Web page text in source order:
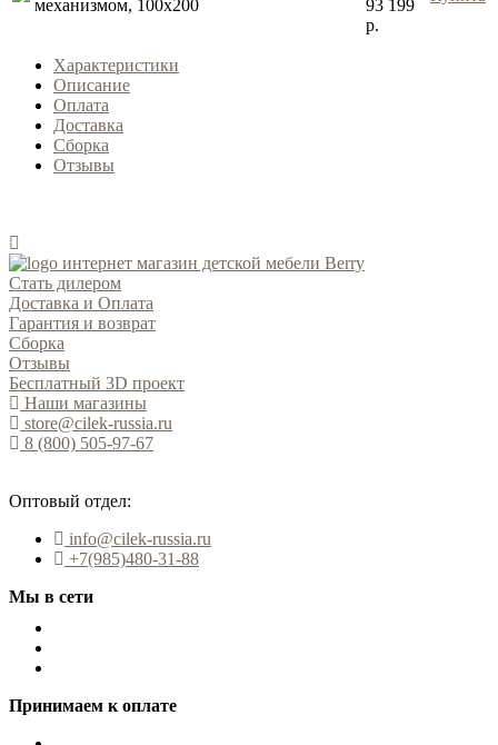
механизмом, 100x200
93 199
р.
Характеристики
Описание
Оплата
Доставка
Сборка
Отзывы
Стать дилером
Доставка и Оплата
Гарантия и возврат
Сборка
Отзывы
Бесплатный 3D проект
Наши магазины
store@cilek-russia.ru
8 (800) 505-97-67
Оптовый отдел:
info@cilek-russia.ru
+7(985)480-31-88
Мы в сети
Принимаем к оплате